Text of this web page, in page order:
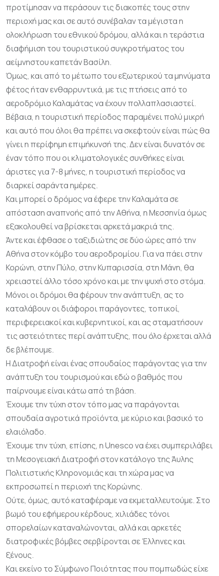
προτίμησαν να περάσουν τις διακοπές τους στην
περιοχή μας και σε αυτό συνέβαλαν τα μέγιστα η
ολοκλήρωση του εθνικού δρόμου, αλλά και η τεράστια
διαφήμιση του τουριστικού συγκροτήματος του
αείμνηστου καπετάν Βασίλη.
Όμως, και από το μέτωπο του εξωτερικού τα μηνύματα
φέτος ήταν ενθαρρυντικά, με τις πτήσεις από το
αεροδρόμιο Καλαμάτας να έχουν πολλαπλασιαστεί.
Βέβαια, η τουριστική περίοδος παραμένει πολύ μικρή
και αυτό που όλοι θα πρέπει να σκεφτούν είναι πώς θα
γίνει η περίφημη επιμήκυνσή της. Δεν είναι δυνατόν σε
έναν τόπο που οι κλιματολογικές συνθήκες είναι
άριστες για 7-8 μήνες, η τουριστική περίοδος να
διαρκεί σαράντα ημέρες.
Και μπορεί ο δρόμος να έφερε την Καλαμάτα σε
απόσταση αναπνοής από την Αθήνα, η Μεσσηνία όμως
εξακολουθεί να βρίσκεται αρκετά μακριά της.
Άντε και έφθασε ο ταξιδιώτης σε δύο ώρες από την
Αθήνα στον κόμβο του αεροδρομίου. Για να πάει στην
Κορώνη, στην Πύλο, στην Κυπαρισσία, στη Μάνη, θα
χρειαστεί άλλο τόσο χρόνο και με την ψυχή στο στόμα.
Μόνοι οι δρόμοι θα φέρουν την ανάπτυξη, ας το
καταλάβουν οι διάφοροι παράγοντες, τοπικοί,
περιφερειακοί και κυβερνητικοί, και ας σταματήσουν
τις αστειότητες περί ανάπτυξης, που όλο έρχεται αλλά
δε βλέπουμε.
Η Διατροφή είναι ένας σπουδαίος παράγοντας για την
ανάπτυξη του τουρισμού και εδώ ο βαθμός που
παίρνουμε είναι κάτω από τη βάση.
Έχουμε την τύχη στον τόπο μας να παράγονται
σπουδαία αγροτικά προϊόντα, με κύριο και βασικό το
ελαιόλαδο.
Έχουμε την τύχη, επίσης, ηUnescoνα έχει συμπεριλάβει
τη Μεσογειακή Διατροφή στον κατάλογο της Άυλης
Πολιτιστικής Κληρονομιάς και τη χώρα μας να
εκπροσωπεί η περιοχή της Κορώνης.
Ούτε, όμως, αυτό καταφέραμε να εκμεταλλευτούμε. Στο
βωμό του εφήμερου κέρδους, χιλιάδες τόνοι
σπορελαίων καταναλώνονται, αλλά και αρκετές
διατροφικές βόμβες σερβίρονται σε Έλληνες και
ξένους.
Και εκείνο το Σύμφωνο Ποιότητας που πομπωδώς είχε